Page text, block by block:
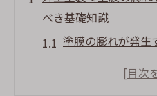
べき基礎知識
塗膜の膨れが発生
外壁塗装での塗膜